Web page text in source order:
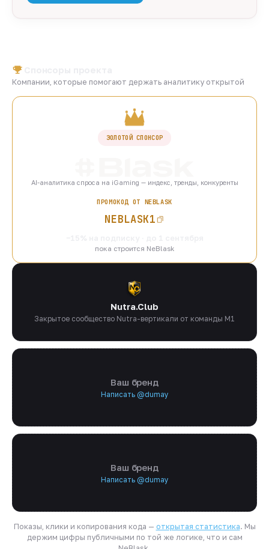
Компании, которые помогают держать аналитику открытой
ЗОЛОТОЙ СПОНСОР
AI-аналитика спроса на iGaming — индекс, тренды, конкуренты
ПРОМОКОД ОТ NEBLASK
NEBLASK1
пока строится NeBlask
Nutra.Club
Закрытое сообщество Nutra-вертикали от команды M1
Ваш бренд
Написать @dumay
Ваш бренд
Написать @dumay
Показы, клики и копирования кода — открытая статистика. Мы
держим цифры публичными по той же логике, что и сам